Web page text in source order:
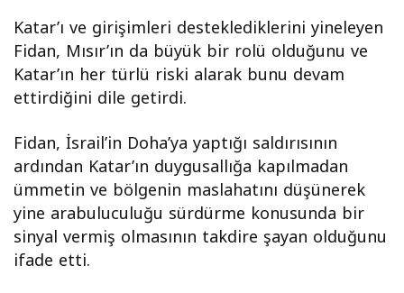
Katar’ı ve girişimleri desteklediklerini yineleyen
Fidan, Mısır’ın da büyük bir rolü olduğunu ve
Katar’ın her türlü riski alarak bunu devam
ettirdiğini dile getirdi.
Fidan, İsrail’in Doha’ya yaptığı saldırısının
ardından Katar’ın duygusallığa kapılmadan
ümmetin ve bölgenin maslahatını düşünerek
yine arabuluculuğu sürdürme konusunda bir
sinyal vermiş olmasının takdire şayan olduğunu
ifade etti.